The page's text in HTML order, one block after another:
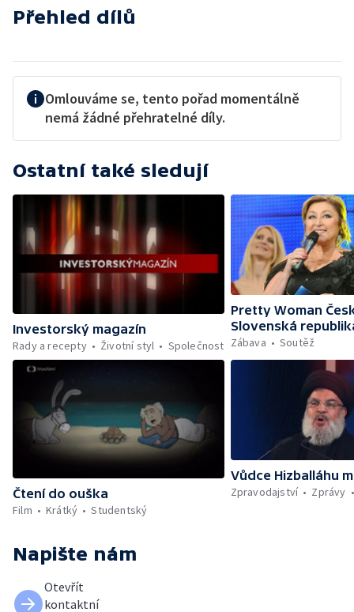
Přehled dílů
Omlouváme se, tento pořad momentálně
nemá žádné přehratelné díly.
Ostatní také sledují
Investorský magazín
Rady a recepty
Životní styl Společnost
Pretty Woman
Slovenská
Zábava
Soutěž
Čtení do ouška
Film
Krátký Studentský
Vůdce Hizballáhu
Zpravodajství
Zprávy
Napište nám
Otevřít
kontaktní